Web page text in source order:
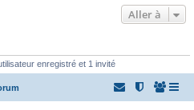
Aller à
enregistré et 1 invité